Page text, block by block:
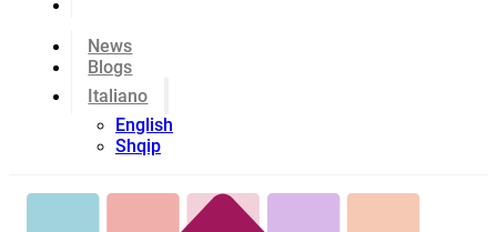
News
Blogs
Italiano
English
Shqip